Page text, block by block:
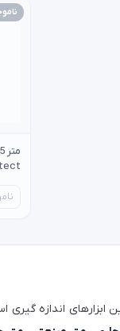
ابزارهای اندازه‌